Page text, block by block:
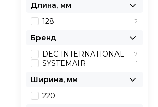
Длина, мм
128
2
Бренд
DEC INTERNATIONAL
7
SYSTEMAIR 1
Ширина, мм
220
1